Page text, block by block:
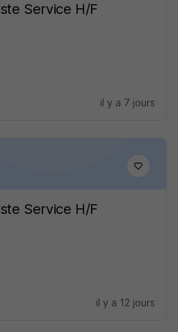
Service H/F
il y a 7 jours
Service H/F
il y a 12 jours